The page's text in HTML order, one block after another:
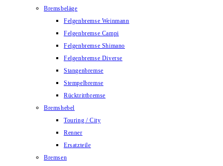
Bremsbeläge
Felgenbremse Weinmann
Felgenbremse Campi
Felgenbremse Shimano
Felgenbremse Diverse
Stangenbremse
Stempelbremse
Rücktrittbremse
Bremshebel
Touring / City
Renner
Ersatzteile
Bremsen